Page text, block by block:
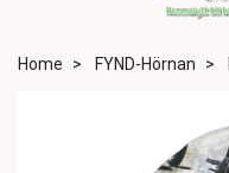
Home FYND-Hörnan